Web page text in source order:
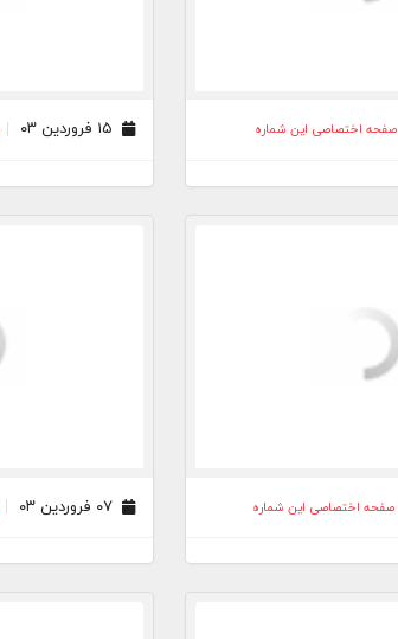
صفحه اختصاصی این شماره
صفحه اختصاصی این شماره